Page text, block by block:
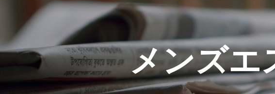
メンズエ